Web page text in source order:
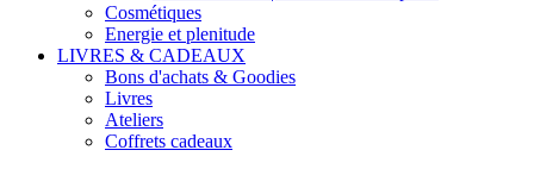
Cosmétiques
Energie et plenitude
LIVRES & CADEAUX
Bons d'achats & Goodies
Livres
Ateliers
Coffrets cadeaux